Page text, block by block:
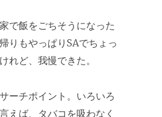
で飯をごちそうになった
りもやっぱりSAでちょっ
れど、我慢できた。
ーチポイント。いろいろ
えば、タバコを吸わなく